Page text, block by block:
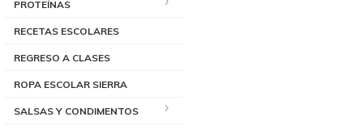
PROTEÍNAS
RECETAS ESCOLARES
REGRESO A CLASES
ROPA ESCOLAR SIERRA
SALSAS Y CONDIMENTOS